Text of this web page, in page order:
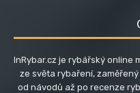
InRybar.cz je rybářský online
ze světa rybaření,
od návodů až po recenze